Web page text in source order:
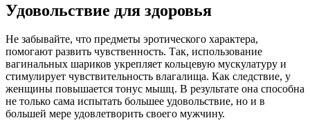
Удовольствие для здоровья
Не забывайте, что предметы эротического характера,
помогают развить чувственность. Так, использование
вагинальных шариков укрепляет кольцевую мускулатуру и
стимулирует чувствительность влагалища. Как следствие, у
женщины повышается тонус мышц. В результате она способна
не только сама испытать большее удовольствие, но и в
большей мере удовлетворить своего мужчину.